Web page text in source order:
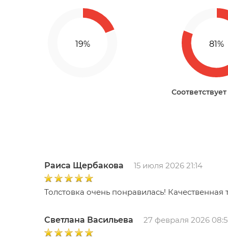
Раиса Щербакова 15 июля 2026 21:14
Толстовка очень понравилась!
Светлана Васильева 27 февраля 2026